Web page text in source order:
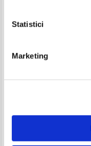
Statistici
Marketing
Ioan Alexandru Bratescu
Adaugă în coș